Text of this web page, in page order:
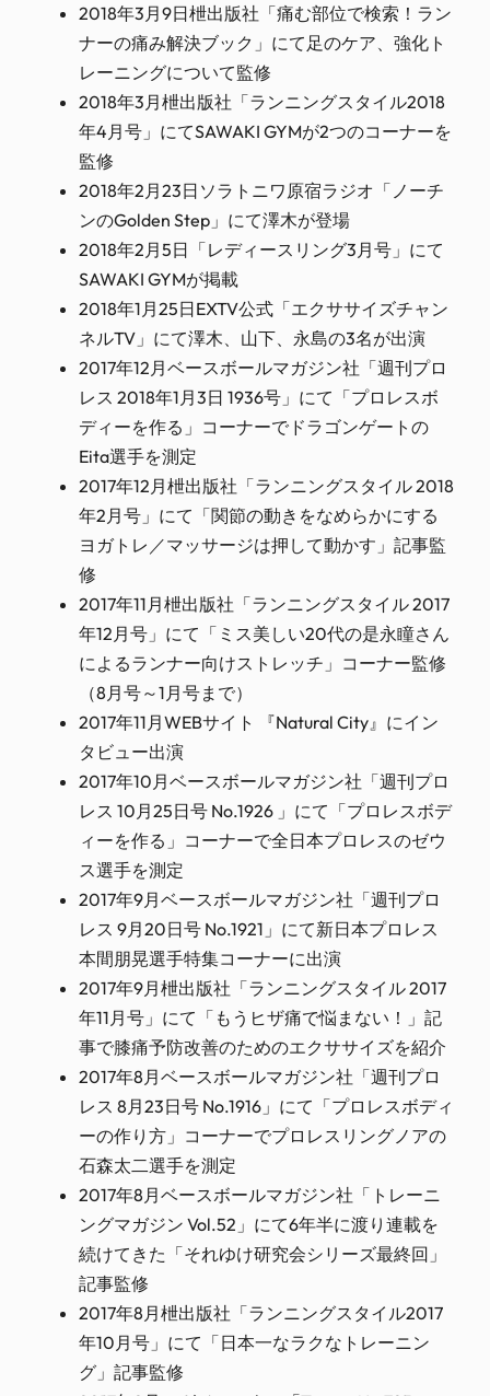
2018年3月9日枻出版社「痛む部位で検索！ラン
ナーの痛み解決ブック」にて足のケア、強化ト
レーニングについて監修
2018年3月枻出版社「ランニングスタイル2018
年4月号」にてSAWAKI GYMが2つのコーナーを
監修
2018年2月23日ソラトニワ原宿ラジオ「ノーチ
ンのGolden Step」にて澤木が登場
2018年2月5日「レディースリング3月号」にて
SAWAKI GYMが掲載
2018年1月25日EXTV公式「エクササイズチャン
ネルTV」にて澤木、山下、永島の3名が出演
2017年12月ベースボールマガジン社「週刊プロ
レス 2018年1月3日 1936号」にて「プロレスボ
ディーを作る」コーナーでドラゴンゲートの
Eita選手を測定
2017年12月枻出版社「ランニングスタイル 2018
年2月号」にて「関節の動きをなめらかにする
ヨガトレ／マッサージは押して動かす」記事監
修
2017年11月枻出版社「ランニングスタイル 2017
年12月号」にて「ミス美しい20代の是永瞳さん
によるランナー向けストレッチ」コーナー監修
（8月号～1月号まで）
2017年11月WEBサイト 『Natural City』にイン
タビュー出演
2017年10月ベースボールマガジン社「週刊プロ
レス 10月25日号 No.1926 」にて「プロレスボデ
ィーを作る」コーナーで全日本プロレスのゼウ
ス選手を測定
2017年9月ベースボールマガジン社「週刊プロ
レス 9月20日号 No.1921」にて新日本プロレス
本間朋晃選手特集コーナーに出演
2017年9月枻出版社「ランニングスタイル 2017
年11月号」にて「もうヒザ痛で悩まない！」記
事で膝痛予防改善のためのエクササイズを紹介
2017年8月ベースボールマガジン社「週刊プロ
レス 8月23日号 No.1916」にて「プロレスボディ
ーの作り方」コーナーでプロレスリングノアの
石森太二選手を測定
2017年8月ベースボールマガジン社「トレーニ
ングマガジン Vol.52」にて6年半に渡り連載を
続けてきた「それゆけ研究会シリーズ最終回」
記事監修
2017年8月枻出版社「ランニングスタイル2017
年10月号」にて「日本一なラクなトレーニン
グ」記事監修